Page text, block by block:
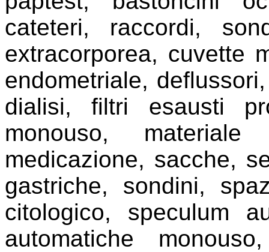
cateteri, raccordi,
extracorporea, cuvette
endometriale,
dialisi, filtri esausti
monouso,
medicazione, sacche,
gastriche, sondini,
citologico, speculum
automatiche